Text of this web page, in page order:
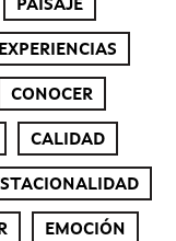
PAISAJE
EXPERIENCIAS
CONOCER
CALIDAD
EMOCIÓN